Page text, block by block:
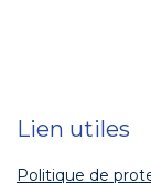
Lien utiles
Politique de